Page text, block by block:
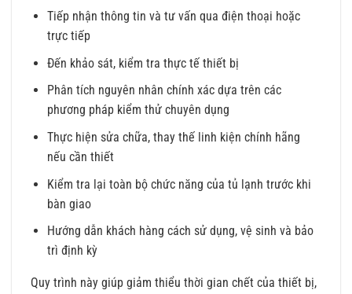
Tiếp nhận thông tin và tư vấn qua điện thoại hoặc
trực tiếp
Đến khảo sát, kiểm tra thực tế thiết bị
Phân tích nguyên nhân chính xác dựa trên các
phương pháp kiểm thử chuyên dụng
Thực hiện sửa chữa, thay thế linh kiện chính hãng
nếu cần thiết
Kiểm tra lại toàn bộ chức năng của tủ lạnh trước khi
bàn giao
Hướng dẫn khách hàng cách sử dụng, vệ sinh và bảo
trì định kỳ
Quy trình này giúp giảm thiểu thời gian chết của thiết bị,